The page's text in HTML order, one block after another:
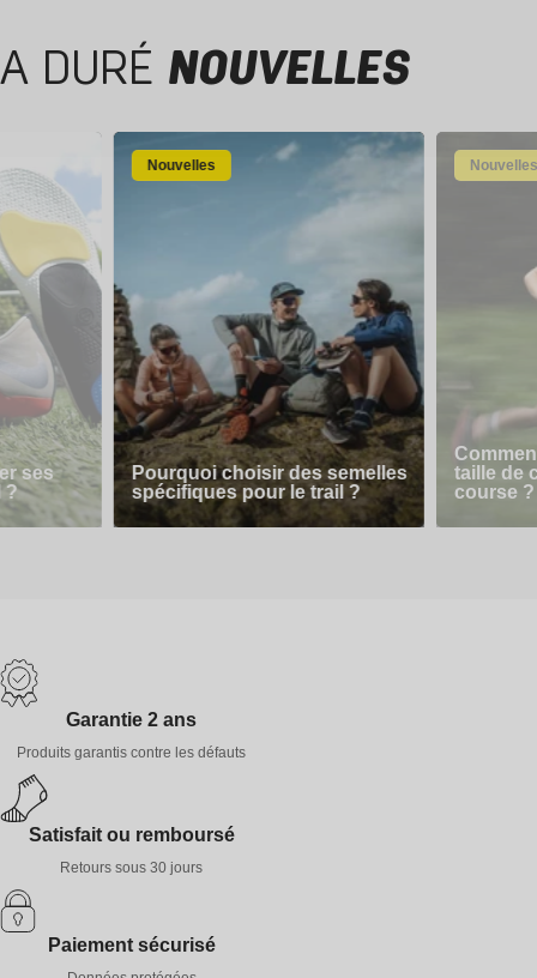
A DURÉ NOUVELLES
ses
?
Nouvelles
Pourquoi choisir des semelles
spécifiques pour le trail ?
Nouvelles
taille de
course ?
Garantie 2 ans
Produits garantis contre les défauts
Satisfait ou remboursé
Retours sous 30 jours
Paiement sécurisé